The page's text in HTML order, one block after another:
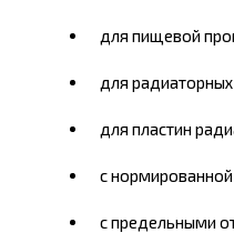
для пищевой
для радиаторных
для пластин
с
с предельными